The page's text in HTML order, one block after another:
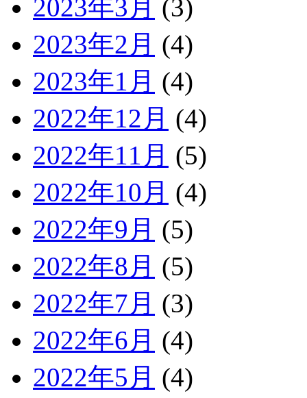
2023年3月 (3)
2023年2月 (4)
2023年1月 (4)
2022年12月 (4)
2022年11月 (5)
2022年10月 (4)
2022年9月 (5)
2022年8月 (5)
2022年7月 (3)
2022年6月 (4)
2022年5月 (4)